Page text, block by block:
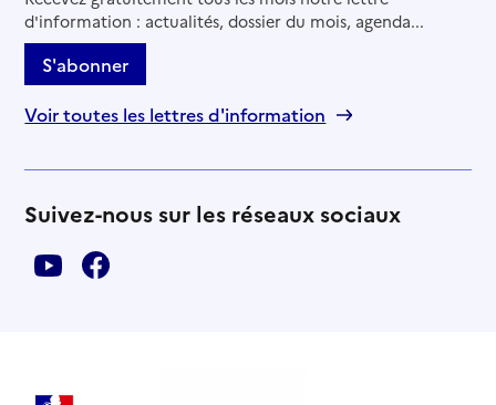
d'information : actualités, dossier du mois, agenda...
S'abonner
Voir toutes les lettres d'information
Suivez-nous sur les réseaux sociaux